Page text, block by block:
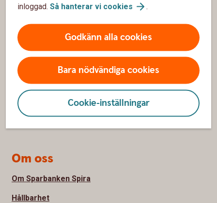
inloggad. Så hanterar vi cookies .
Godkänn alla cookies
Bara nödvändiga cookies
Cookie-inställningar
Sidfot
Hitta snabbt
Kundservice
Spärrhjälp
Hitta bankkontor
Bli kund
Om oss
Om Sparbanken Spira
Hållbarhet